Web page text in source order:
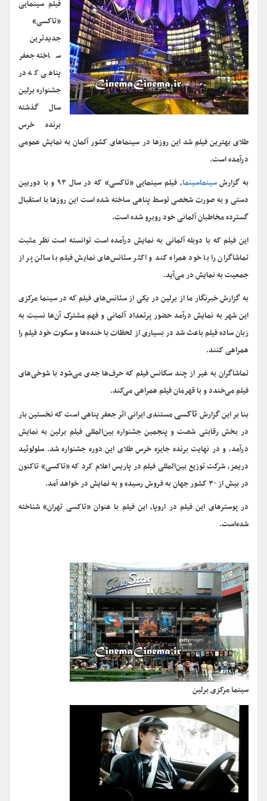
فیلم سینمایی
«تاکسی»
جدیدترین
ساخته جعفر
پناهی که در
جشنواره برلین
سال گذشته
برنده خرس
طلای بهترین فیلم شد این روزها در سینماهای کشور آلمان به نمایش عمومی
درآمده است.
به گزارشسینماسینما
، فیلم سینمایی «تاکسی» که در سال ۹۳ و با دوربین
دستی و به صورت شخصی توسط پناهی ساخته شده است این روزها با استقبال
گسترده مخاطبان آلمانی خود روبرو شده است.
این فیلم که با دوبله آلمانی به نمایش درآمده است توانسته است نظر مثبت
تماشاگران را با خود همراه کند و اکثر سئانس‌های نمایش فیلم با سالن پر از
جمعیت به نمایش در می‌آید.
به گزارش خبرنگار ما از برلین در یکی از سئانس‌های فیلم که در سینما مرکزی
این شهر به نمایش درآمد حضور پرتعداد آلمانی و فهم مشترک آن‌ها نسبت به
زبان ساده فیلم‌ باعث شد در بسیاری از لحظات با خنده‌ها و سکوت خود فیلم را
همراهی کنند.
تماشاگران به غیر از چند سکانس فیلم که حرف‌ها جدی می‌شود با شوخی‌های
فیلم می‌خندد و با قهرمان فیلم همراهی می‌کند.
بنا بر این گزارشتاکسیمستندی ایرانی اثر جعفر پناهی است که نخستین بار
در بخش رقابتی شصت و پنجمین جشنواره بین‌المللی فیلم برلین به نمایش
درآمد، و در نهایت برنده جایزه خرس طلای این دوره جشنواره شد. سلولوئید
دریمز، شرکت توزیع بین‌المللی فیلم در پاریس اعلام کرد که «تاکسی» تاکنون
در بیش از ۳۰ کشور جهان به فروش رسیده و به نمایش در خواهد آمد.
در پوسترهای این فیلم در اروپا، این فیلم با عنوان «تاکسی تهران» شناخته
شده‌است.
سینما مرکزی برلین